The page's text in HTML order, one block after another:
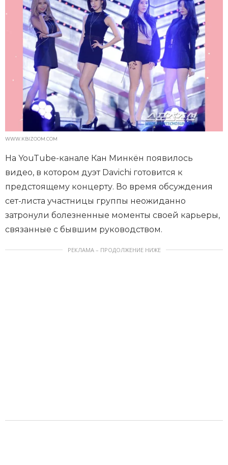
WWW.KBIZOOM.COM
На YouTube-канале Кан Минкён появилось
видео, в котором дуэт Davichi готовится к
предстоящему концерту. Во время обсуждения
сет-листа участницы группы неожиданно
затронули болезненные моменты своей карьеры,
связанные с бывшим руководством.
РЕКЛАМА – ПРОДОЛЖЕНИЕ НИЖЕ